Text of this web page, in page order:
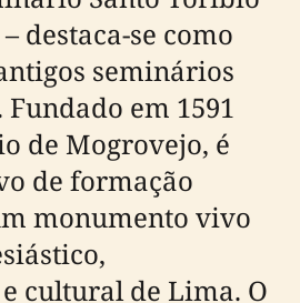
destaca-se como
seminários
em 1591
de Mogrovejo, é
de formação
monumento vivo
cultural de Lima. O